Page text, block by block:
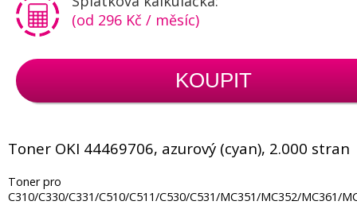
(od 296 Kč / měsíc)
KOUPIT
Toner OKI 44469706, azurový (cyan), 2.000 stran
Toner pro
C310/C330/C331/C510/C511/C530/C531/MC351/MC352/MC361/